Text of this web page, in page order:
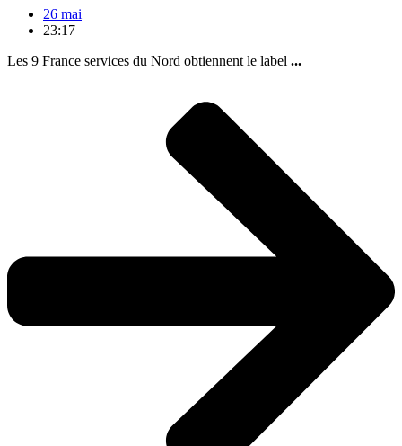
26 mai
23:17
Les 9 France services du Nord obtiennent le label ...